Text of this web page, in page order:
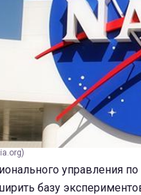
управления
базу